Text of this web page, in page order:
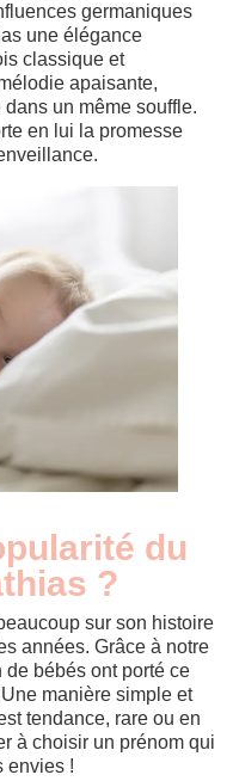
germaniques
une élégance
classique et
apaisante,
un même souffle.
en lui la promesse
du
?
sur son histoire
années. Grâce à notre
bébés ont porté ce
manière simple et
tendance, rare ou en
à choisir un prénom qui
envies !